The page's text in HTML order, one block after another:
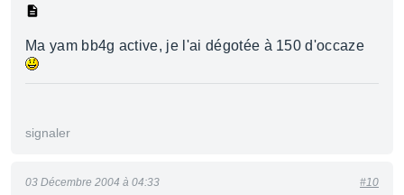
Ma yam bb4g active, je l'ai dégotée à 150 d'occaze
signaler
03 Décembre 2004 à 04:33 #10